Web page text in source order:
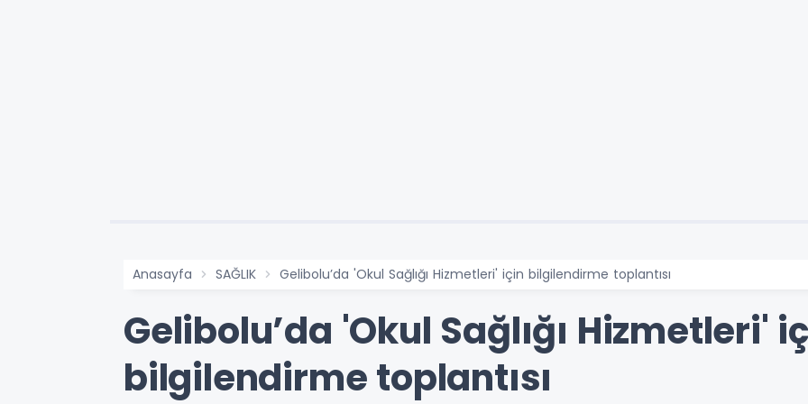
Anasayfa SAĞLIK Gelibolu’da 'Okul Sağlığı Hizmetleri' için bilgilendirme toplantısı
Gelibolu’da 'Okul Sağlığı Hizmetleri'
bilgilendirme toplantısı